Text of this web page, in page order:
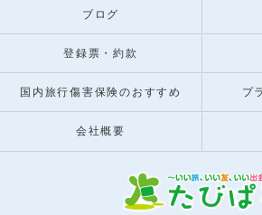
ブログ
登録票・約款
国内旅行傷害保険のおすすめ プ
会社概要